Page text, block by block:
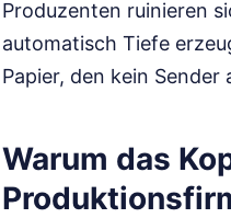
Produzenten ruinieren
automatisch Tiefe
Papier, den kein
Warum das